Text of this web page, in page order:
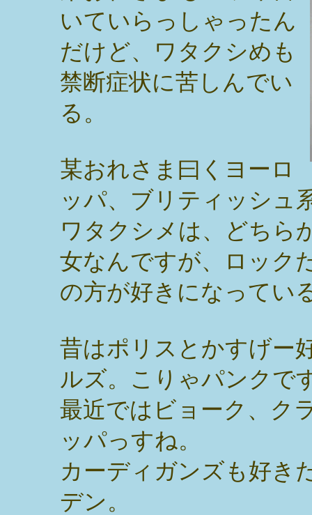
いていらっしゃったん
だけど、ワタクシめも
禁断症状に苦しんでい
る。
某おれさま曰くヨーロ
ッパ、ブリティッシュ
ワタクシメは、どちら
女なんですが、ロック
の方が好きになってい
昔はポリスとかすげー
ルズ。こりゃパンクで
最近ではビョーク、ク
ッパっすね。
カーディガンズも好き
デン。